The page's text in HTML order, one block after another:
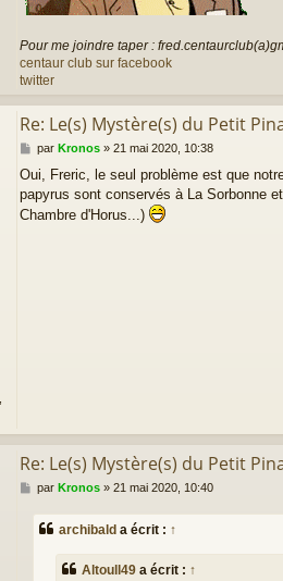
Pour me joindre taper :
centaur club sur facebook
twitter
Re: Le(s) Mystère(s) du Petit
M
s
s
a
par Kronos» 21 mai 2020, 10:38
Oui, Freric, le seul problème est que
papyrus sont conservés à La Sorbonne
Chambre d'Horus...)
Re: Le(s) Mystère(s) du Petit
M
s
par Kronos» 21 mai 2020, 10:40
archibald a écrit : ↑
Altoull49 a écrit : ↑